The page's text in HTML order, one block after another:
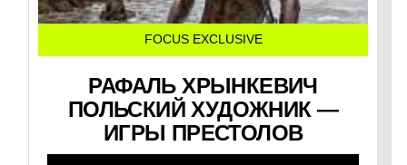
FOCUS EXCLUSIVE
РАФАЛЬ ХРЫНКЕВИЧ
ПОЛЬСКИЙ ХУДОЖНИК —
ИГРЫ ПРЕСТОЛОВ